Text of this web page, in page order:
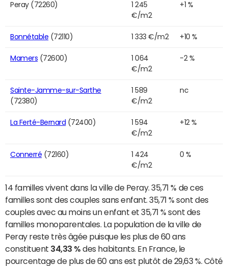
Peray (72260)
1 245
€/m2
+1 %
Bonnétable (72110) 1 333 €/m2 +10 %
Mamers (72600)
1 064
€/m2
-2 %
Sainte-Jamme-sur-Sarthe
(72380)
1 589
€/m2
nc
La Ferté-Bernard (72400)
1 594
€/m2
+12 %
Connerré (72160)
1 424
€/m2
0 %
14 familles vivent dans la ville de Peray. 35,71 % de ces
familles sont des couples sans enfant. 35,71 % sont des
couples avec au moins un enfant et 35,71 % sont des
familles monoparentales. La population de la ville de
Peray reste très âgée puisque les plus de 60 ans
constituent 34,33 % des habitants. En France, le
pourcentage de plus de 60 ans est plutôt de 29,63 %. Côté